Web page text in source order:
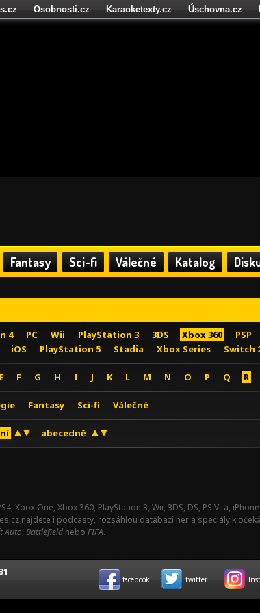
Fantasy Sci-fi Válečné Katalog
4 PC Wii PlayStation 3 3DS Xbox 360 PSP
iOS PlayStation 5 Stadia Xbox Series Switch
E F G H I J K L M N O P Q R
Fantasy Sci-fi Válečné
abecedně
Xbox One, Xbox 360, PlayStation 3, Wii, 3DS, DS, PS Vita,
najdete i podcasty, rozsáhlou databázi her a speciály k
Auto, Battlefield nebo FIFA.
Osobnosti.cz Karaoketexty.cz Úschovna.cz
facebook twitter